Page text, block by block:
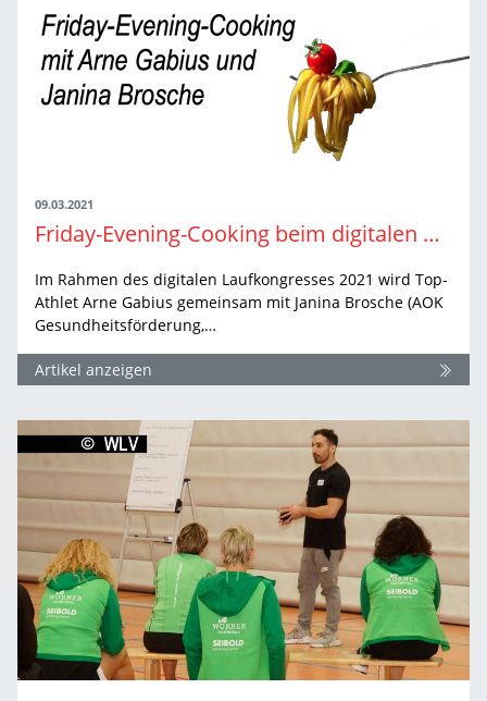
09.03.2021
Friday-Evening-Cooking beim digitalen WLV Laufkongress
Im Rahmen des digitalen Laufkongresses 2021 wird Top-
Athlet Arne Gabius gemeinsam mit Janina Brosche (AOK
Gesundheitsförderung,…
Artikel anzeigen